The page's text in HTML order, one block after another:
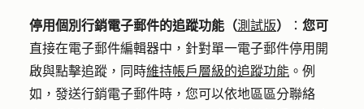
停用個別行銷電子郵件的追蹤功能（測試版） ： 您可
直接在電子郵件編輯器中，針對單一電子郵件停用開
啟與點擊追蹤，同時維持帳戶層級的追蹤功能 。例
如，發送行銷電子郵件時，您可以依地區區分聯絡